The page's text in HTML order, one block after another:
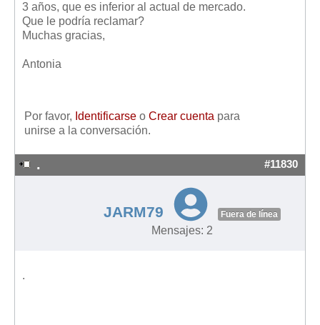
Entrar / Salir
Mis boletines
3 años, que es inferior al actual de mercado.
Que le podría reclamar?
Muchas gracias,
Antonia
Por favor, Identificarse o Crear cuenta para
unirse a la conversación.
. #11830
JARM79 Fuera de línea
Mensajes: 2
.